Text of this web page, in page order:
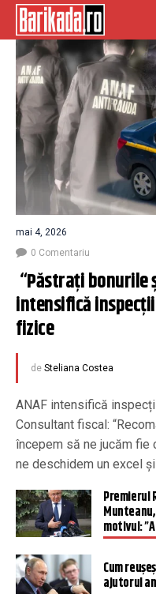
mai 4, 2026
0 Comentariu
“Păstrați bonurile
intensifică
fizice
de Steliana Costea
ANAF intensifică
Consultant fiscal:
începem să ne jucăm fie
ne deschidem un excel
Premierul
motivul:
Cum
ajutorul